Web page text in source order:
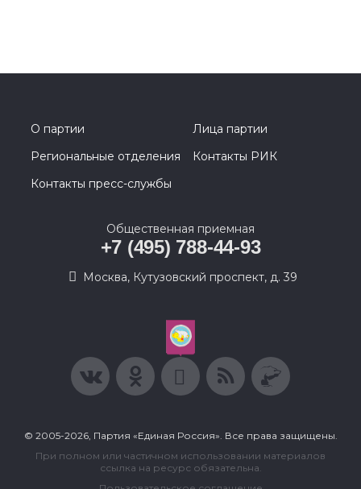
О партии
Лица партии
Региональные отделения
Контакты РИК
Контакты пресс-службы
Общественная приемная
+7 (495) 788-44-93
Москва, Кутузовский проспект, д. 39
© 2005-2026, Партия «Единая Россия». Все права защищены.
При полном или частичном использовании материалов
ссылка на ресурс обязательна.